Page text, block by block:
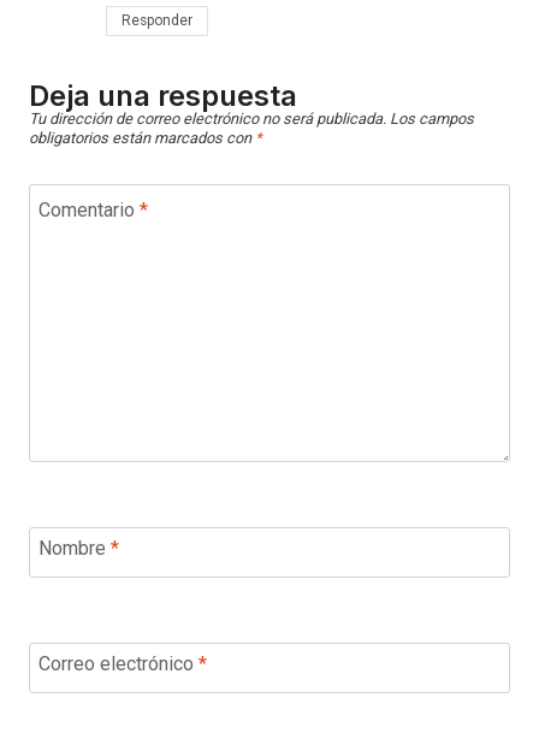
Responder
Deja una respuesta
Tu dirección de correo electrónico no será publicada. Los campos
obligatorios están marcados con *
Comentario *
Nombre *
Correo electrónico *